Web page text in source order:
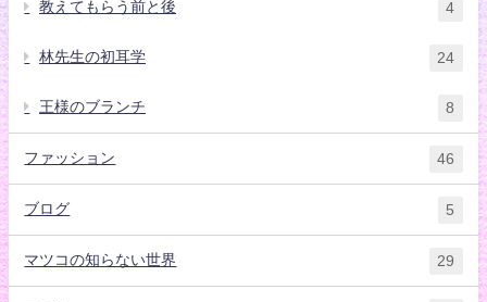
教えてもらう前と後 4
林先生の初耳学 24
王様のブランチ 8
ファッション 46
ブログ 5
マツコの知らない世界 29